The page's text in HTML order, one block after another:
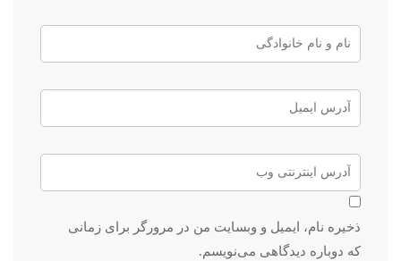
ذخیره نام، ایمیل و وبسایت من در مرورگر برای زمانی
که دوباره دیدگاهی می‌نویسم.